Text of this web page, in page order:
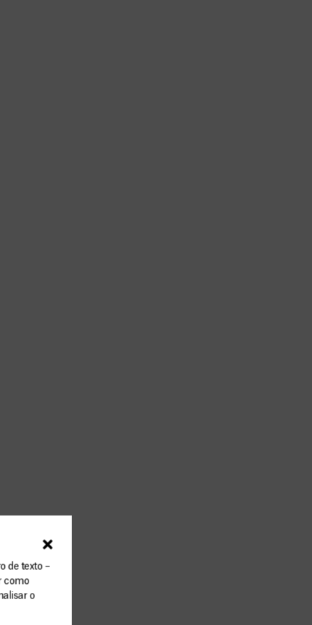
de texto –
como
o